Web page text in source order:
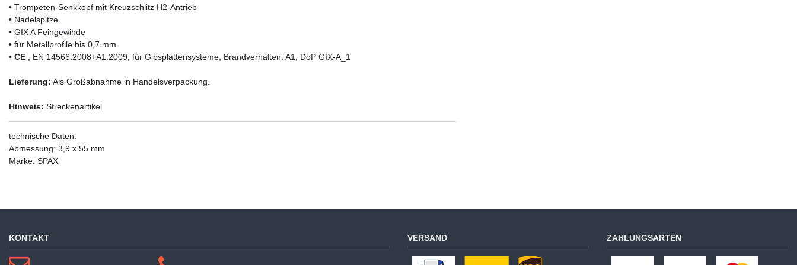
• Trompeten-Senkkopf mit Kreuzschlitz H2-Antrieb
• Nadelspitze
• GIX A Feingewinde
• für Metallprofile bis 0,7 mm
• CE , EN 14566:2008+A1:2009, für Gipsplattensysteme, Brandverhalten: A1, DoP GIX-A_1
Lieferung: Als Großabnahme in Handelsverpackung.
Hinweis: Streckenartikel.
technische Daten:
Abmessung: 3,9 x 55 mm
Marke: SPAX
KONTAKT VERSAND ZAHLUNGSARTEN